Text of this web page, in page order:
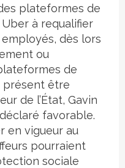
plateformes de
à requalifier
dès lors
ou
de
présent être
de l’État, Gavin
favorable.
en vigueur au
pourraient
sociale